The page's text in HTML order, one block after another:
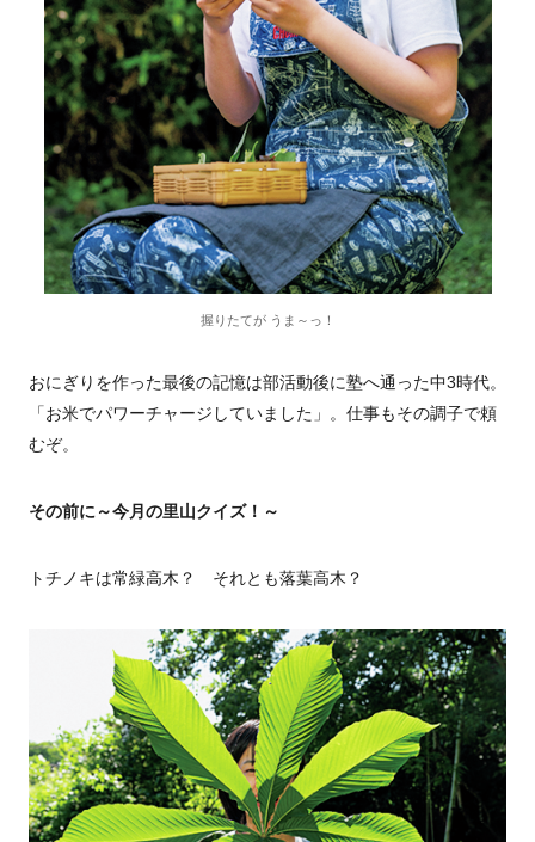
握りたてが うま～っ！
おにぎりを作った最後の記憶は部活動後に塾へ通った中3時代。
「お米でパワーチャージしていました」。仕事もその調子で頼
むぞ。
その前に～今月の里山クイズ！～
トチノキは常緑高木？ それとも落葉高木？